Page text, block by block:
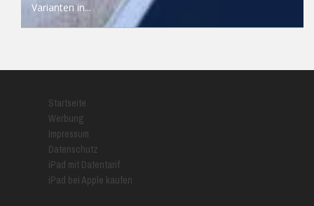
Varianten in...
READ MORE
Startseite
Werbung
Impressum
Datenschutz
iPad mit Datentarif
iPad bei Apple kaufen